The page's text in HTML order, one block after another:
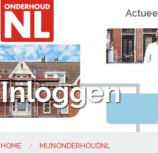
Inloggen
HOME MIJNONDERHOUDNL